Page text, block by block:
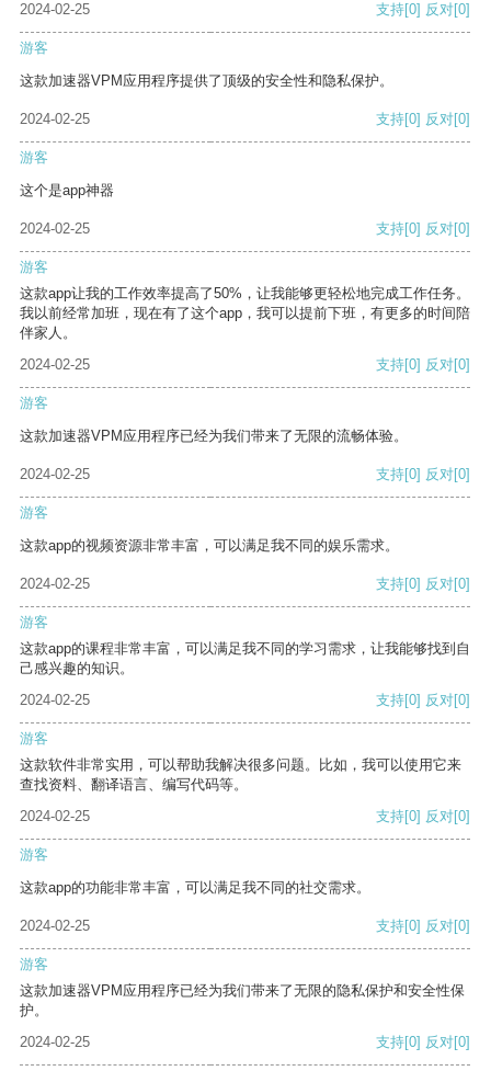
2024-02-25 支持[0] 反对[0]
游客
这款加速器VPM应用程序提供了顶级的安全性和隐私保护。
2024-02-25 支持[0] 反对[0]
游客
这个是app神器
2024-02-25 支持[0] 反对[0]
游客
这款app让我的工作效率提高了50%，让我能够更轻松地完成工作任务。
我以前经常加班，现在有了这个app，我可以提前下班，有更多的时间陪
伴家人。
2024-02-25
支持[0] 反对[0]
游客
这款加速器VPM应用程序已经为我们带来了无限的流畅体验。
2024-02-25 支持[0] 反对[0]
游客
这款app的视频资源非常丰富，可以满足我不同的娱乐需求。
2024-02-25 支持[0] 反对[0]
游客
这款app的课程非常丰富，可以满足我不同的学习需求，让我能够找到自
己感兴趣的知识。
2024-02-25
支持[0] 反对[0]
游客
这款软件非常实用，可以帮助我解决很多问题。比如，我可以使用它来
查找资料、翻译语言、编写代码等。
2024-02-25
支持[0] 反对[0]
游客
这款app的功能非常丰富，可以满足我不同的社交需求。
2024-02-25 支持[0] 反对[0]
游客
这款加速器VPM应用程序已经为我们带来了无限的隐私保护和安全性保
护。
2024-02-25
支持[0] 反对[0]